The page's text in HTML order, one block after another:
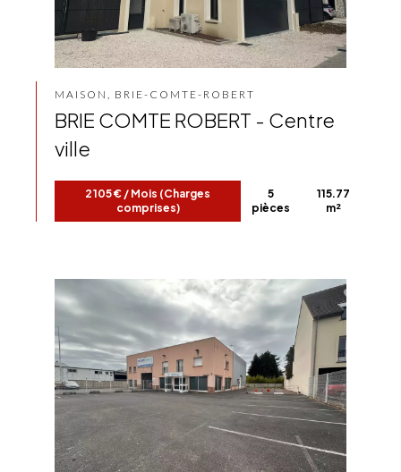
MAISON, BRIE-COMTE-ROBERT
BRIE COMTE ROBERT - Centre
ville
2 105 € / Mois (Charges
comprises)
5
pièces
115.77
m²